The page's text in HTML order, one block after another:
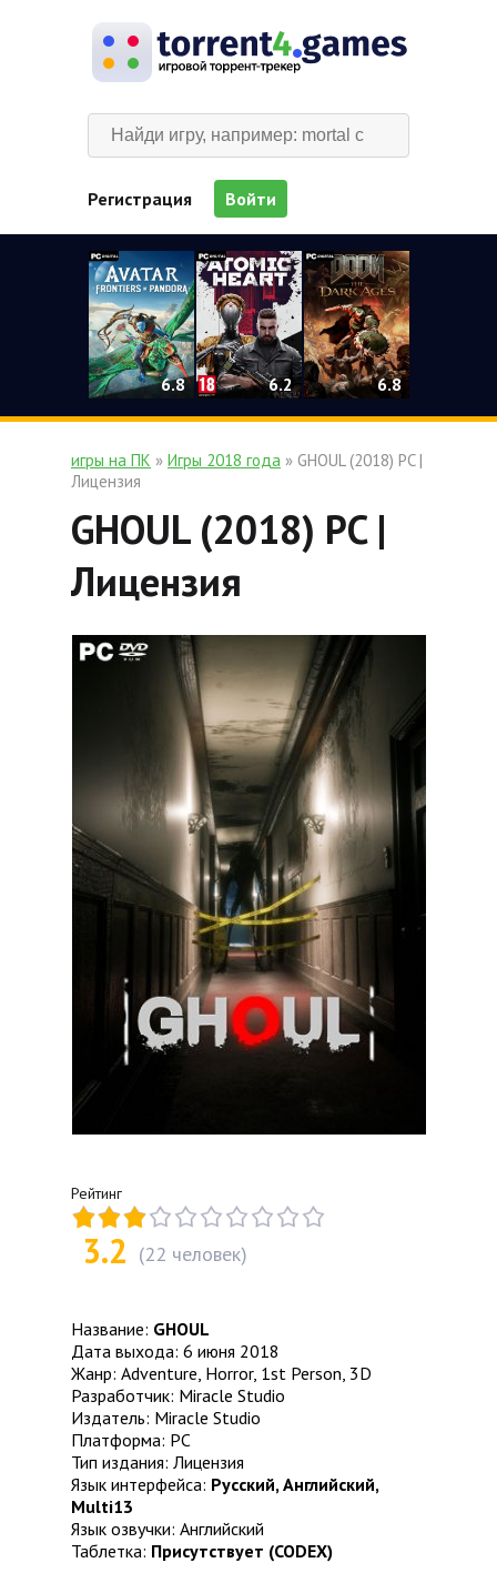
Регистрация Войти
6.8 6.2 6.8
игры на ПК » Игры 2018 года » GHOUL (2018) PC |
Лицензия
GHOUL (2018) PC |
Лицензия
Рейтинг
3.2 (22 человек)
Название: GHOUL
Дата выхода: 6 июня 2018
Жанр: Adventure, Horror, 1st Person, 3D
Разработчик: Miracle Studio
Издатель: Miracle Studio
Платформа: PC
Тип издания: Лицензия
Язык интерфейса: Русский, Английский,
Multi13
Язык озвучки: Английский
Таблетка: Присутствует (CODEX)